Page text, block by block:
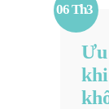
06 Th3